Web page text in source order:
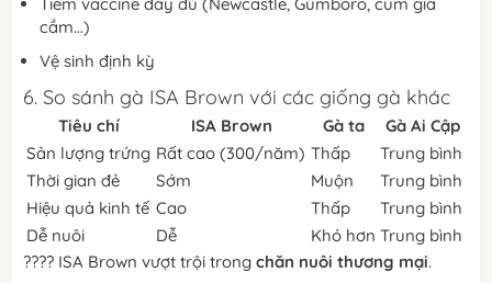
cầm…)
Vệ sinh định kỳ
6. So sánh gà ISA Brown với các giống gà khác
Tiêu chí ISA Brown Gà ta
Gà Ai Cập
Sản lượng trứng Rất cao (300/năm) Thấp
Trung bình
Thời gian đẻ
Sớm Muộn
Trung bình
Hiệu quả kinh tế Cao Thấp
Trung bình
Dễ nuôi
Dễ Khó hơn Trung bình
???? ISA Brown vượt trội trongchăn nuôi thương mại.